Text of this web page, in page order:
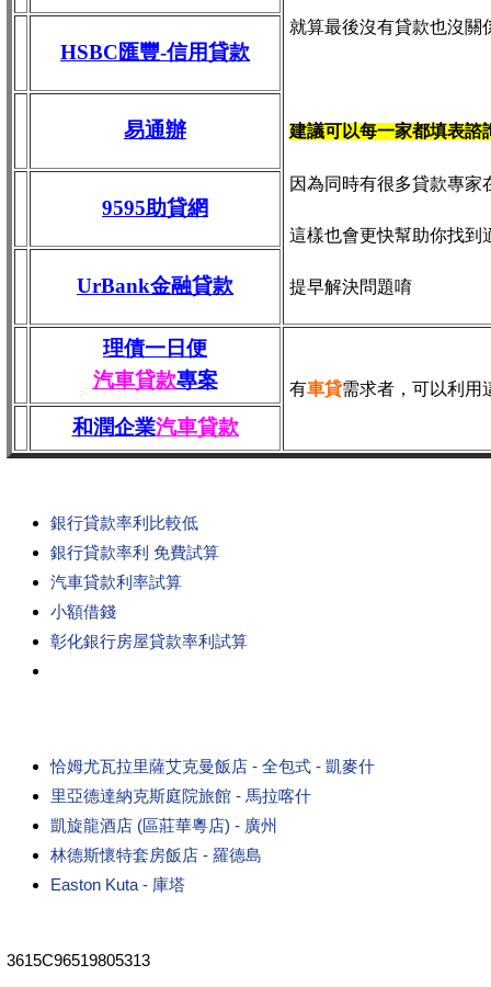
就算最後沒有貸款也沒關
建議可以每一家都填表諮
因為同時有很多貸款專家
這樣也會更快幫助你找到
提早解決問題唷
HSBC匯豐-信用貸款
易通辦
9595助貸網
UrBank金融貸款
理債一日便
汽車貸款專案 有車貸需求者，可以利用
和潤企業汽車貸款
銀行貸款率利比較低
銀行貸款率利 免費試算
汽車貸款利率試算
小額借錢
彰化銀行房屋貸款率利試算
恰姆尤瓦拉里薩艾克曼飯店 - 全包式 - 凱麥什
里亞德達納克斯庭院旅館 - 馬拉喀什
凱旋龍酒店 (區莊華粵店) - 廣州
林德斯懷特套房飯店 - 羅德島
Easton Kuta - 庫塔
3615C96519805313